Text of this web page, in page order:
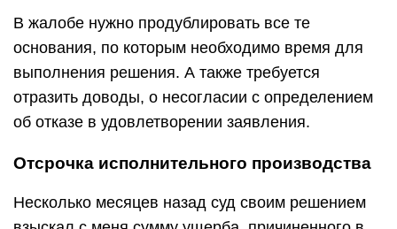
В жалобе нужно продублировать все те
основания, по которым необходимо время для
выполнения решения. А также требуется
отразить доводы, о несогласии с определением
об отказе в удовлетворении заявления.
Отсрочка исполнительного производства
Несколько месяцев назад суд своим решением